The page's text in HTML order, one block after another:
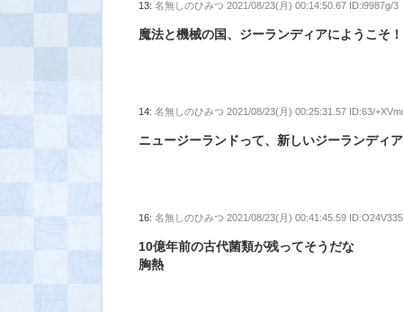
13:名無しのひみつ 2021/08/23(月) 00:14:50.67 ID:i9987g/3
魔法と機械の国、ジーランディアにようこそ！
14:名無しのひみつ 2021/08/23(月) 00:25:31.57 ID:63/
ニュージーランドって、新しいジーランディ
16:名無しのひみつ 2021/08/23(月) 00:41:45.59
10億年前の古代菌類が残ってそうだな
胸熱